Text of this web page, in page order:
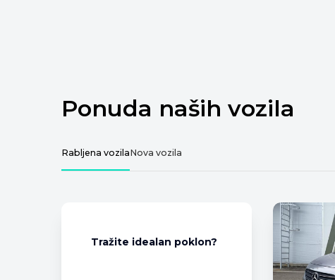
Ponuda naših vozila
Rabljena vozilaNova vozila
Tražite idealan poklon?